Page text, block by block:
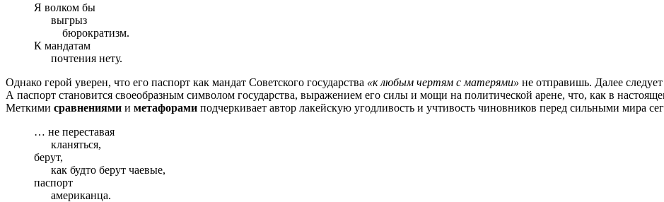
Я волком бы
выгрыз
бюрократизм.
К мандатам
почтения нету.
Однако герой уверен, что его паспорт как мандат Советского государства «к любым чертям с матерями» не отправишь. Далее
А паспорт становится своеобразным символом государства, выражением его силы и мощи на политической арене, что, как в
Меткими сравнениями и метафорами подчеркивает автор лакейскую угодливость и учтивость чиновников перед сильными мира
… не переставая
кланяться,
берут,
как будто берут чаевые,
паспорт
американца.